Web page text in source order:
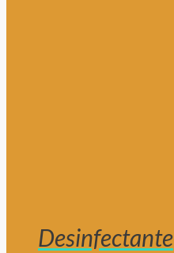
Desinfectante